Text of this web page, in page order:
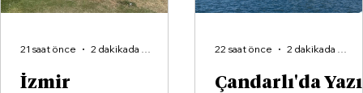
İzmir
21 saat önce 2 dakikada okunur
Çandarlı'da
22 saat önce 2 dakikada okunur